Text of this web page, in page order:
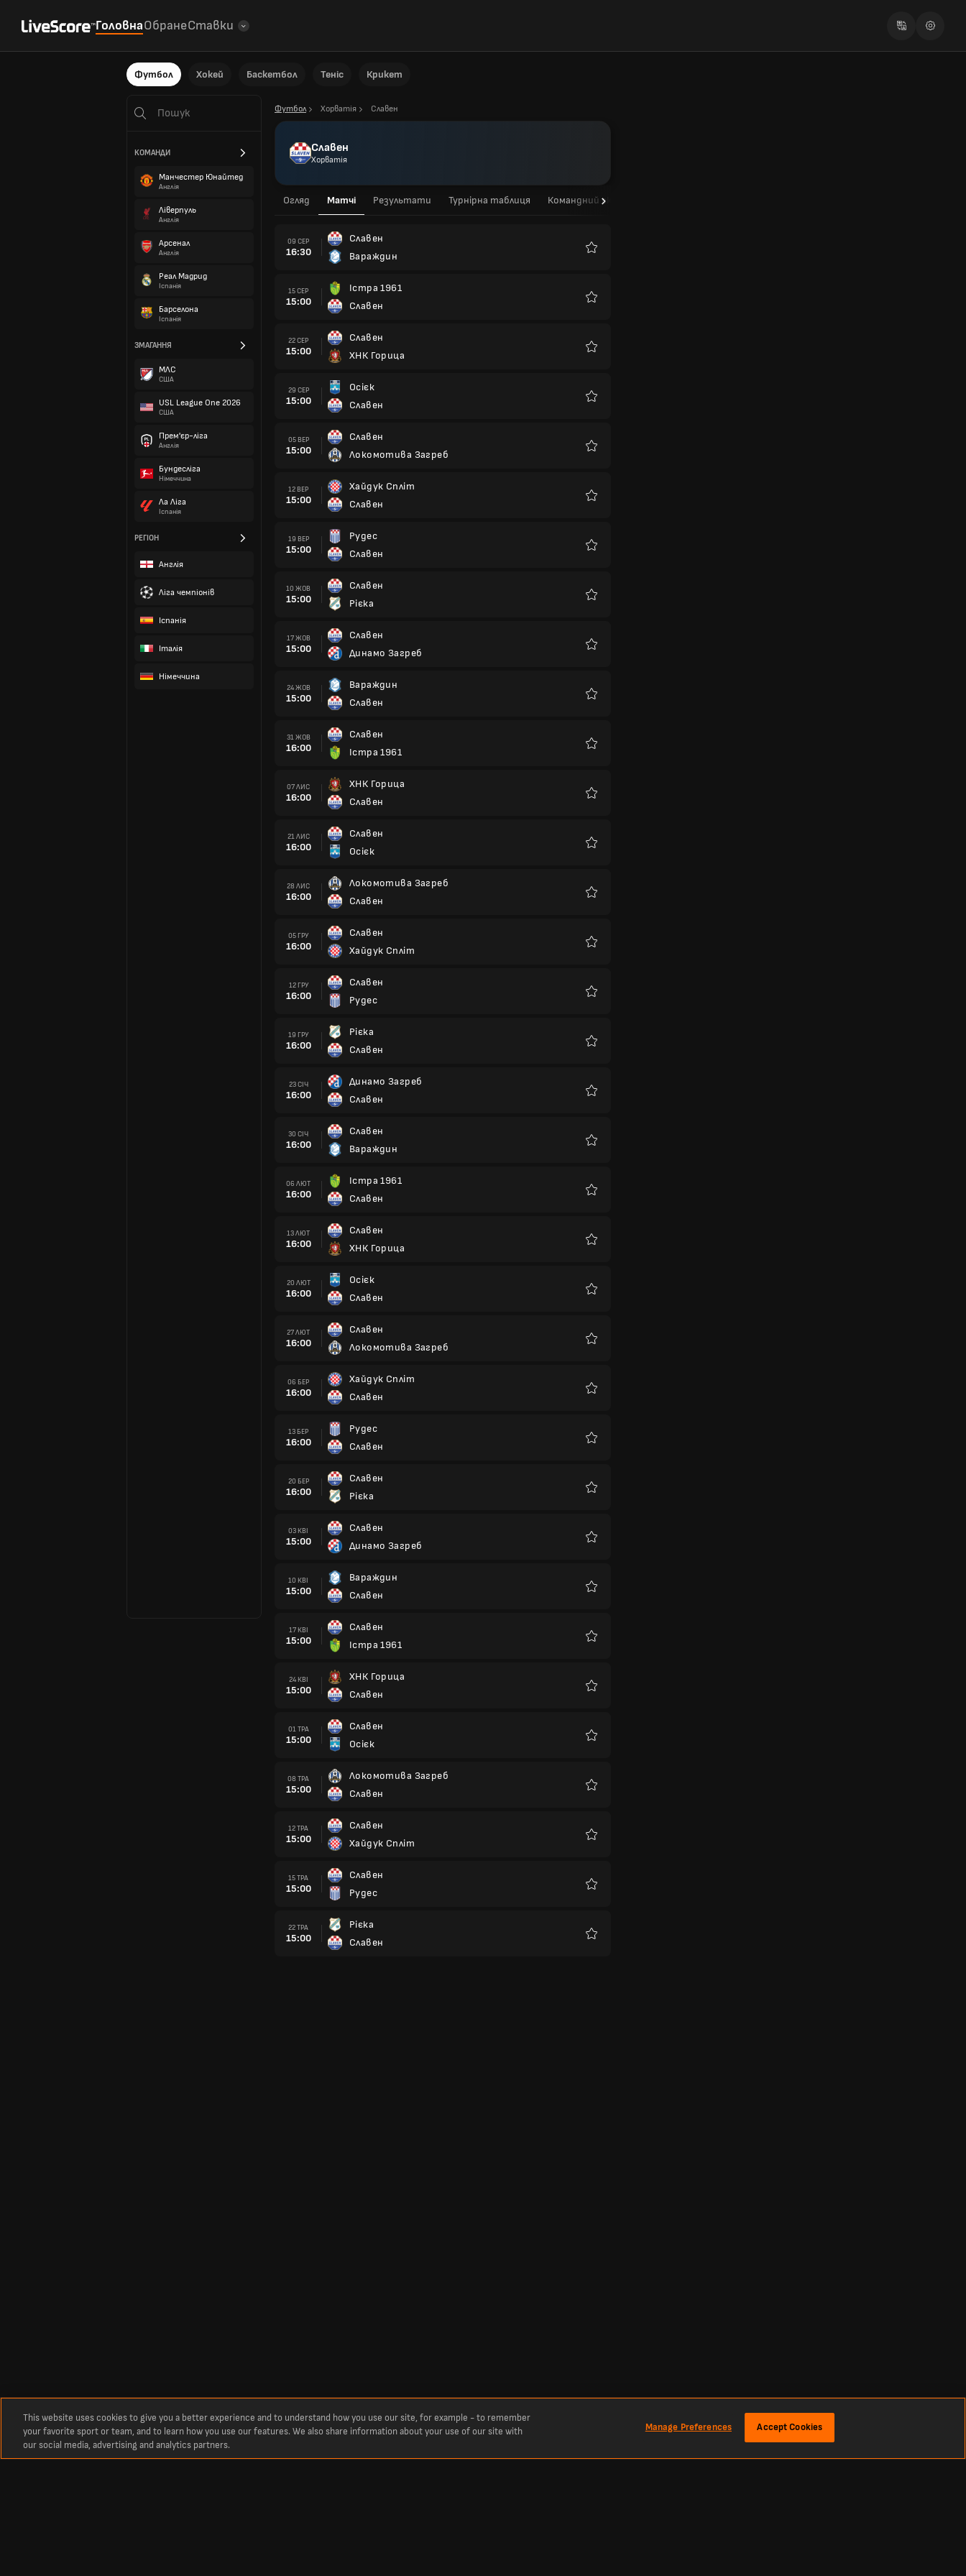
ГоловнаОбранеСтавки
Футбол Хокей Баскетбол Теніс Крикет
КОМАНДИ
Манчестер Юнайтед
Англія
Ліверпуль
Англія
Арсенал
Англія
Реал Мадрид
Іспанія
Барселона
Іспанія
ЗМАГАННЯ
МЛС
США
USL League One 2026
США
Прем'єр-ліга
Англія
Бундесліга
Німеччина
Ла Ліга
Іспанія
РЕГІОН
Англія
Ліга чемпіонів
Іспанія
Італія
Німеччина
Футбол Хорватія Славен
Славен
Хорватія
Огляд Матчі Результати Турнірна таблиця Командний склад
09 СЕР
16:30
Славен
Вараждин
15 СЕР
15:00
Істра 1961
Славен
22 СЕР
15:00
Славен
ХНК Горица
29 СЕР
15:00
Осієк
Славен
05 ВЕР
15:00
Славен
Локомотива Загреб
12 ВЕР
15:00
Хайдук Спліт
Славен
19 ВЕР
15:00
Рудес
Славен
10 ЖОВ
15:00
Славен
Рієка
17 ЖОВ
15:00
Славен
Динамо Загреб
24 ЖОВ
15:00
Вараждин
Славен
31 ЖОВ
16:00
Славен
Істра 1961
07 ЛИС
16:00
ХНК Горица
Славен
21 ЛИС
16:00
Славен
Осієк
28 ЛИС
16:00
Локомотива Загреб
Славен
05 ГРУ
16:00
Славен
Хайдук Спліт
12 ГРУ
16:00
Славен
Рудес
19 ГРУ
16:00
Рієка
Славен
23 СІЧ
16:00
Динамо Загреб
Славен
30 СІЧ
16:00
Славен
Вараждин
06 ЛЮТ
16:00
Істра 1961
Славен
13 ЛЮТ
16:00
Славен
ХНК Горица
20 ЛЮТ
16:00
Осієк
Славен
27 ЛЮТ
16:00
Славен
Локомотива Загреб
06 БЕР
16:00
Хайдук Спліт
Славен
13 БЕР
16:00
Рудес
Славен
20 БЕР
16:00
Славен
Рієка
03 КВІ
15:00
Славен
Динамо Загреб
10 КВІ
15:00
Вараждин
Славен
17 КВІ
15:00
Славен
Істра 1961
24 КВІ
15:00
ХНК Горица
Славен
01 ТРА
15:00
Славен
Осієк
08 ТРА
15:00
Локомотива Загреб
Славен
12 ТРА
15:00
Славен
Хайдук Спліт
15 ТРА
15:00
Славен
Рудес
22 ТРА
15:00
Рієка
Славен
This website uses cookies to give you a better experience and to understand how you use our site, for example - to remember
your favorite sport or team, and to learn how you use our features. We also share information about your use of our site with
our social media, advertising and analytics partners.
Manage Preferences Accept Cookies